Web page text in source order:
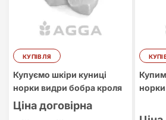
КУПІВЛЯ
Купуємо шкіри куниці
норки видри бобра кроля
Ціна договірна